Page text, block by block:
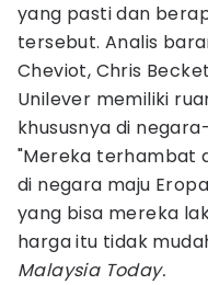
yang pasti dan
tersebut. Analis
Cheviot, Chris
Unilever memiliki
khususnya di
"Mereka terhambat
di negara maju
yang bisa mereka
harga itu tidak
Malaysia Today.